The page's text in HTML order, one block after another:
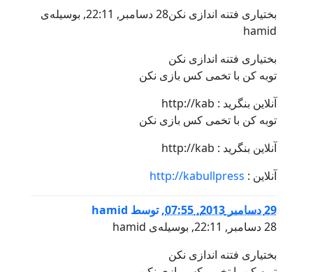
بختیاری فتنه اندازی نکن28 دسامبر, 22:11, بوسيله‌ى
بختیاری فتنه اندازی نکن
توبه کن با تخمی کس بازی نکن
آنلاين بنگريد : http://kab
توبه کن با تخمی کس بازی نکن
آنلاين بنگريد : http://kab
http://kabullpress
, توسطhamid
بختیاری فتنه اندازی نکن